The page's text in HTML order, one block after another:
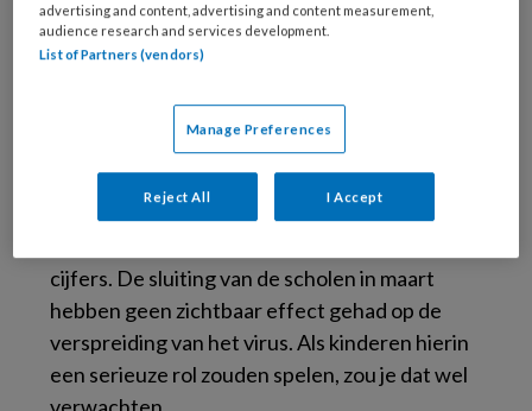
verspreiders zijn, maar zijn aangestoken door
volwassenen. Er is weinig verspreiding tussen
Van de ca. 28.000 vastgestelde besmettingen
in Nederland, zijn er iets meer dan 200
kinderen tussen de 0 en 12 jaar. Dat is minder
cijfers. De sluiting van de scholen in maart
hebben geen zichtbaar effect gehad op de
verspreiding van het virus. Als kinderen hierin
een serieuze rol zouden spelen, zou je dat wel
advertising and content, advertising and content measurement,
audience research and services development.
List of Partners (vendors)
Manage Preferences
Reject All I Accept